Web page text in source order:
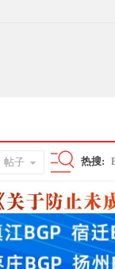
帖子
索
热搜: